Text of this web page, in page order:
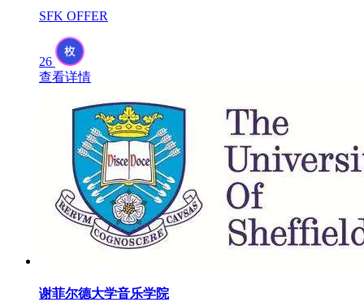
SFK OFFER
26
查看详情
谢菲尔德大学音乐学院